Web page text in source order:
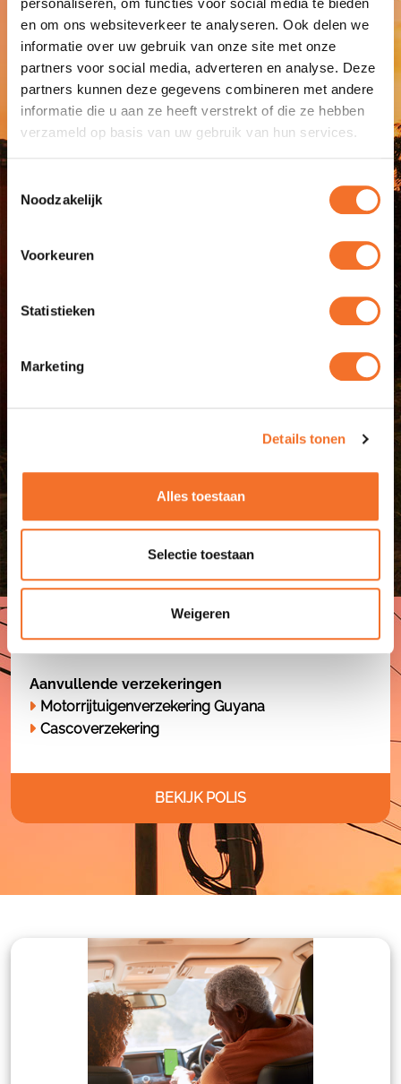
personaliseren, om functies voor social media te bieden
en om ons websiteverkeer te analyseren. Ook delen we
informatie over uw gebruik van onze site met onze
partners voor social media, adverteren en analyse. Deze
partners kunnen deze gegevens combineren met andere
informatie die u aan ze heeft verstrekt of die ze hebben
verzameld op basis van uw gebruik van hun services.
Noodzakelijk
Voorkeuren
Statistieken
Marketing
Details tonen
Alles toestaan
Selectie toestaan
Weigeren
schade door diefstal en vandalisme
Aanvullende verzekeringen
Motorrijtuigenverzekering Guyana
Ongevallenverzekering voor Inzittende Personen
(OVIP)
aan de passagiers in uw auto in het geval van een
ongeluk, waarbij zij gewond raken of zelfs invalide
U bent verzekerd van
Bescherming aan uw passagiers in uw auto in
het geval van een ongeluk, waarbij zij gewond
Aanvullende verzekeringen
Motorrijtuigenverzekering Guyana
Cascoverzekering
BEKIJK POLIS